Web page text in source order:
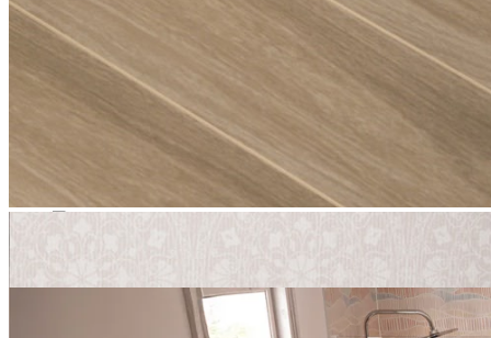
Exécution d’angle
chrome